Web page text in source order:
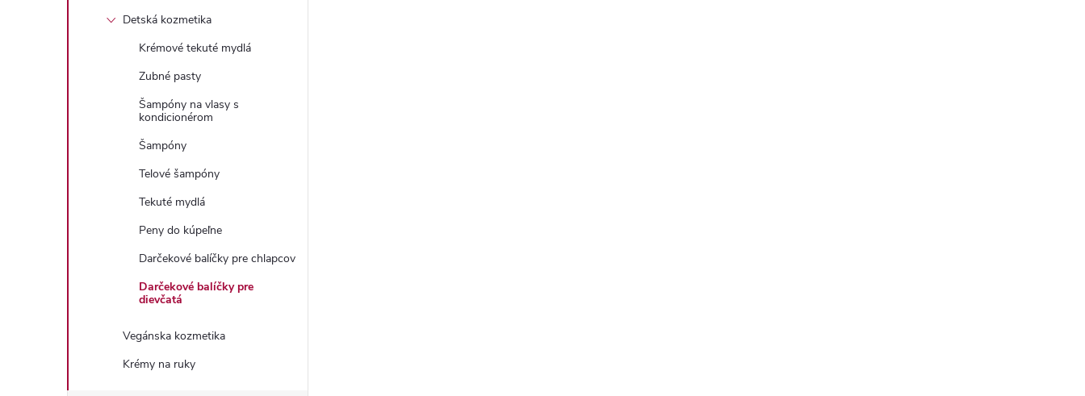
Detská kozmetika
Krémové tekuté mydlá
Zubné pasty
Šampóny na vlasy s
kondicionérom
Šampóny
Telové šampóny
Tekuté mydlá
Peny do kúpeľne
Darčekové balíčky pre chlapcov
Darčekové balíčky pre
dievčatá
Vegánska kozmetika
Krémy na ruky